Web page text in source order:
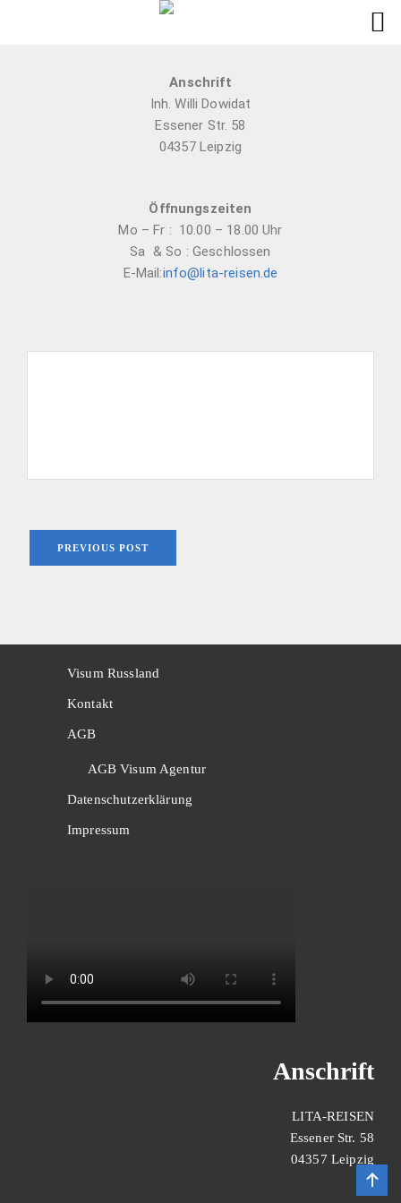
Anschrift
Inh. Willi Dowidat
Essener Str. 58
04357 Leipzig
Öffnungszeiten
Mo – Fr : 10.00 – 18.00 Uhr
Sa & So : Geschlossen
E-Mail:info@lita-reisen.de
PREVIOUS POST
Visum Russland
Kontakt
AGB
AGB Visum Agentur
Datenschutzerklärung
Impressum
Anschrift
LITA-REISEN
Essener Str. 58
04357 Leipzig